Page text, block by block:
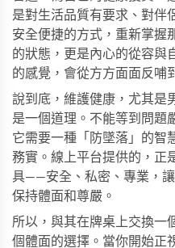
是對生活品質有要求、對伴
安全便捷的方式，重新掌握
的狀態，更是內心的從容與
的感覺，會從方方面面反哺
說到底，維護健康，尤其是
是一個道理。不能等到問題
它需要一種「防墜落」的智
務實。線上平台提供的，正
具——安全、私密、專業，
保持體面和尊嚴。
所以，與其在牌桌上交換一
個體面的選擇。當你開始正